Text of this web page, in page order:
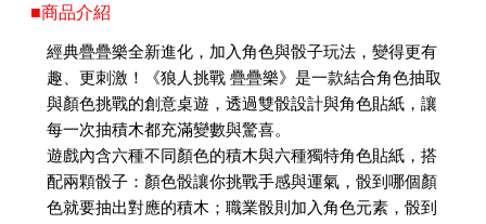
■商品介紹
經典疊疊樂全新進化，加入角色與骰子玩法，變得更有
趣、更刺激！《狼人挑戰 疊疊樂》是一款結合角色抽取
與顏色挑戰的創意桌遊，透過雙骰設計與角色貼紙，讓
每一次抽積木都充滿變數與驚喜。
遊戲內含六種不同顏色的積木與六種獨特角色貼紙，搭
配兩顆骰子：顏色骰讓你挑戰手感與運氣，骰到哪個顏
色就要抽出對應的積木；職業骰則加入角色元素，骰到